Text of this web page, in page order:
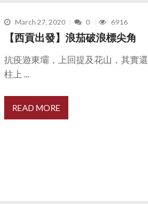
March 27, 2020 0 6916
【西貢出發】浪茄破浪標尖角
抗疫遊東壩，上回提及花山，其實
柱上 ...
READ MORE